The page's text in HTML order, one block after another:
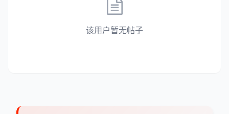
该用户暂无帖子